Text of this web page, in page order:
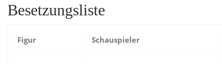
Besetzungsliste
Figur Schauspieler